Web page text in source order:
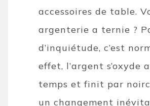
accessoires de table.
argenterie a ternie ?
d’inquiétude, c’est
effet, l’argent s’oxyde
temps et finit par
un changement